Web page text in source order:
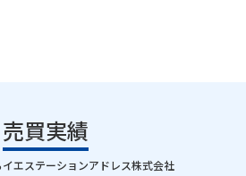
売買実績
｜
エステーションアドレス株式会社